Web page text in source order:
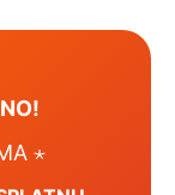
⋆